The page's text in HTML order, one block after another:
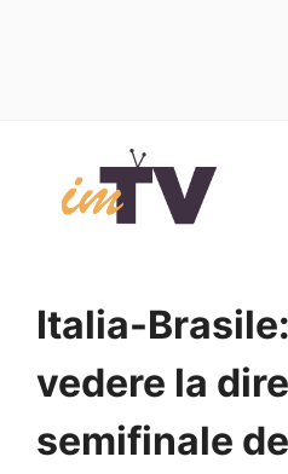
contenuto
Italia-
vedere la
semifinale